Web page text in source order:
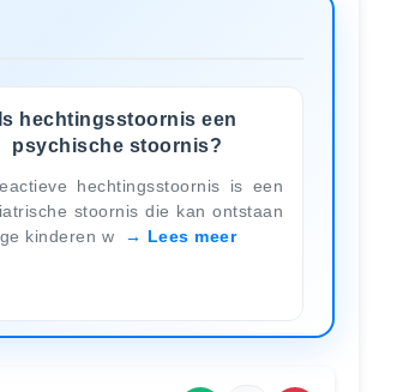
Is hechtingsstoornis een
psychische stoornis?
hechtingsstoornis is een
stoornis die kan ontstaan
kinderen w
Lees meer